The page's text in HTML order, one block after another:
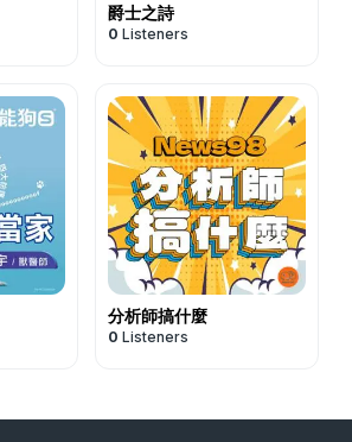
爵士之詩
0 Listeners
分析師搞什麼
0 Listeners